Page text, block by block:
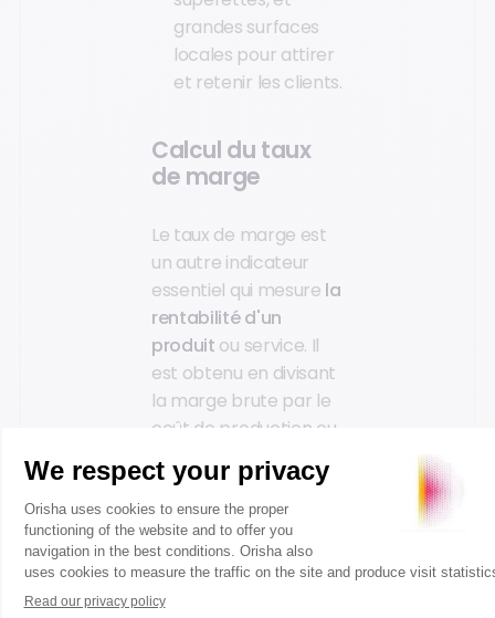
grandes surfaces
locales pour attirer
et retenir les clients.
Calcul du taux
de marge
Le taux de marge est
un autre indicateur
essentiel qui mesure la
rentabilité d'un
produit ou service. Il
est obtenu en divisant
la marge brute par le
coût de production ou
d'achat, puis en
multipliant par 100.
Ce taux peut varier
selon les familles de
produits et permet à